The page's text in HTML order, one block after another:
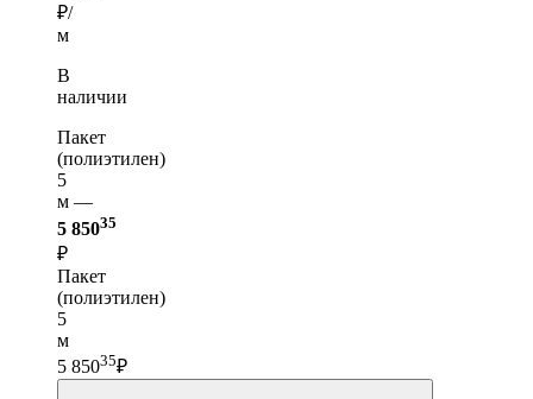
₽/
м
В
наличии
Пакет
(полиэтилен)
5
м —
5 85035
₽
Пакет
(полиэтилен)
5
м
5 85035₽